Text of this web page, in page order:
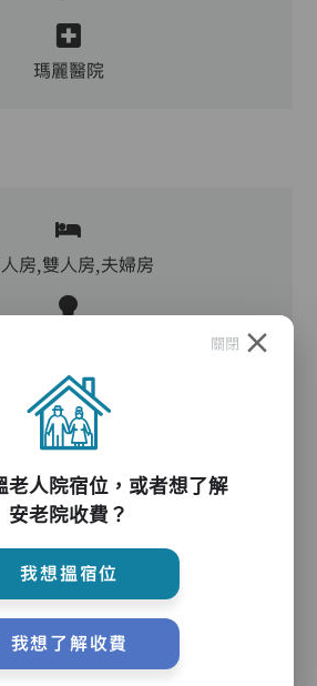
瑪麗醫院
房,雙人房,夫婦房
區,廚房,洗衣房,物理治療設施,冷
氣,暖氣
降機,防滑扶手,助行器/拐杖,輪
椅
員,保健員,護士,到診醫生,中醫,
關閉
老人院宿位，或者想了解
安老院收費？
我想搵宿位
我想了解收費